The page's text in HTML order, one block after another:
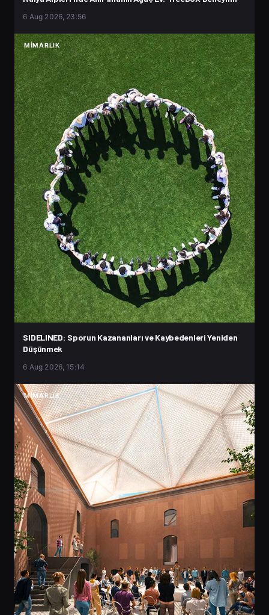
6 Aug 2026, 23:56
MIMARLIK
SIDELINED: Sporun Kazananları ve Kaybedenleri Yeniden
Düşünmek
6 Aug 2026, 15:14
MIMARLIK